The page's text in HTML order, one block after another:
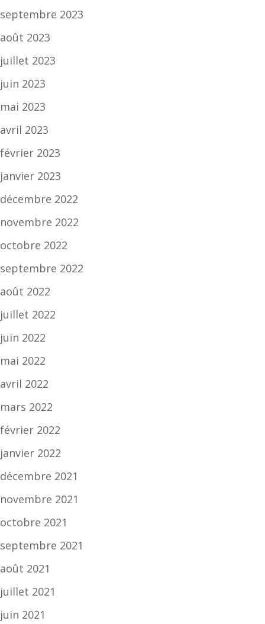
septembre 2023
août 2023
juillet 2023
juin 2023
mai 2023
avril 2023
février 2023
janvier 2023
décembre 2022
novembre 2022
octobre 2022
septembre 2022
août 2022
juillet 2022
juin 2022
mai 2022
avril 2022
mars 2022
février 2022
janvier 2022
décembre 2021
novembre 2021
octobre 2021
septembre 2021
août 2021
juillet 2021
juin 2021